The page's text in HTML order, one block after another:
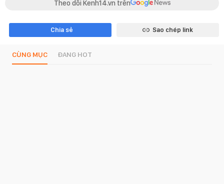
Theo dõi Kenh14.vn trên
Chia sẻ Sao chép link
CÙNG MỤC ĐANG HOT